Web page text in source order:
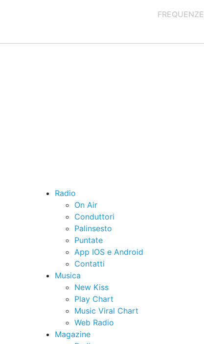
FREQUENZE
Radio
On Air
Conduttori
Palinsesto
Puntate
App IOS e Android
Contatti
Musica
New Kiss
Play Chart
Music Viral Chart
Web Radio
Magazine